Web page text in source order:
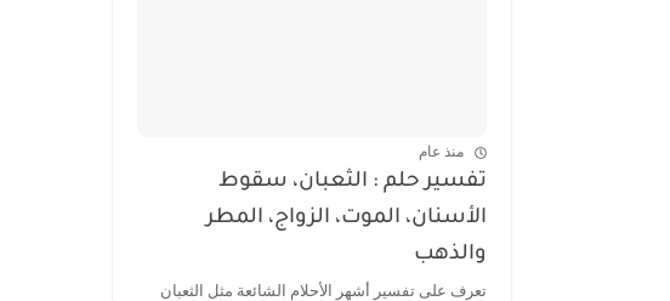
منذ عام
تفسير حلم : الثعبان، سقوط
الأسنان، الموت، الزواج، المطر
والذهب
تعرف على تفسير أشهر الأحلام الشائعة مثل الثعبان